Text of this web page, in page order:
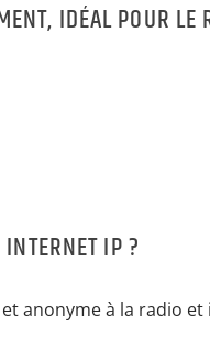
IDÉAL POUR
IP ?
anonyme à la radio